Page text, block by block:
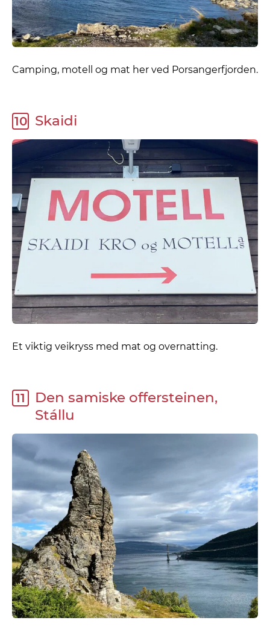
Camping, motell og mat her ved Porsangerfjorden.
10 Skaidi
Et viktig veikryss med mat og overnatting.
11
Den samiske offersteinen,
Stállu